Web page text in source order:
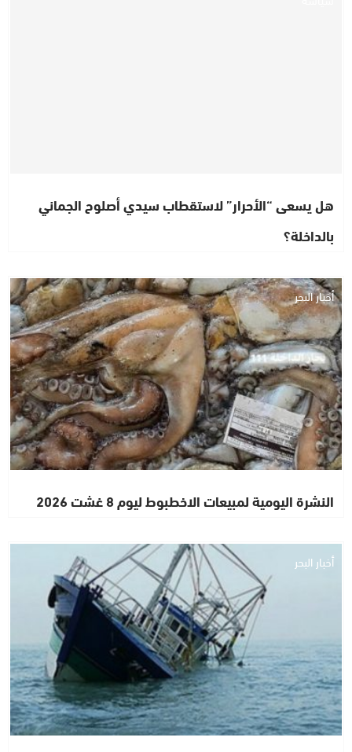
هل يسعى “الأحرار” لاستقطاب سيدي أصلوح الجماني
بالداخلة؟
أخبار البحر
النشرة اليومية لمبيعات الاخطبوط ليوم 8 غشت 2026
أخبار البحر